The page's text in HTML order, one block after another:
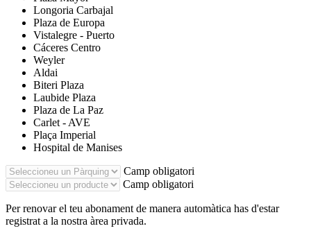
Longoria Carbajal
Plaza de Europa
Vistalegre - Puerto
Cáceres Centro
Weyler
Aldai
Biteri Plaza
Laubide Plaza
Plaza de La Paz
Carlet - AVE
Plaça Imperial
Hospital de Manises
Camp obligatori
Camp obligatori
Per renovar el teu abonament de manera automàtica has d'estar
registrat a la nostra àrea privada.